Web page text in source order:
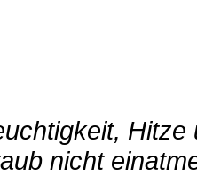
nicht